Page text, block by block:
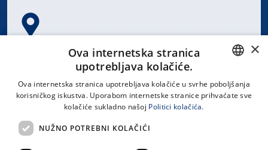
Spinčićeva 1, 21000 Split
CROATIAN
×
Ova internetska stranica
upotrebljava kolačiće.
Ova internetska stranica upotrebljava kolačiće u svrhe poboljšanja
korisničkog iskustva. Uporabom internetske stranice prihvaćate sve
kolačiće sukladno našoj Politici kolačića.
NUŽNO POTREBNI KOLAČIĆI